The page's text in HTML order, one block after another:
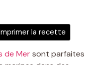
la recette
de Mersont parfaites